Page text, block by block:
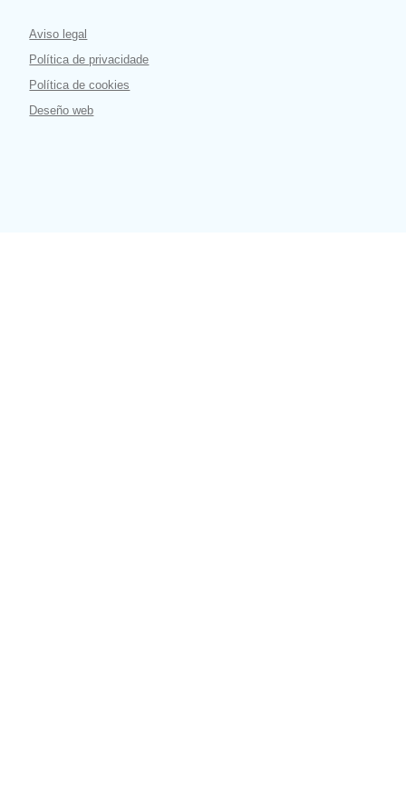
Aviso legal
Política de privacidade
Política de cookies
Deseño web